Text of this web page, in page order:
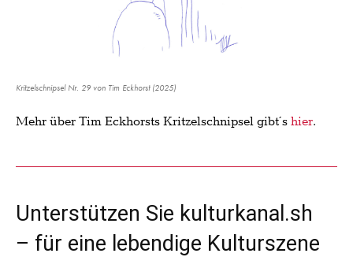
Kritzelschnipsel Nr. 29 von Tim Eckhorst (2025)
Mehr über Tim Eckhorsts Kritzelschnipsel gibt´shier.
Unterstützen Sie kulturkanal.sh
– für eine lebendige Kulturszene